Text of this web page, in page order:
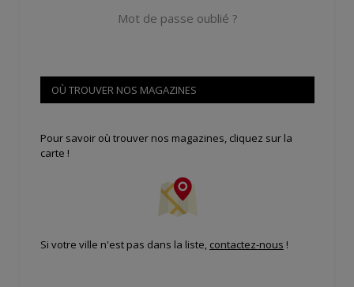
Mot de passe oublié ?
OÙ TROUVER NOS MAGAZINES
Pour savoir où trouver nos magazines, cliquez sur la
carte !
Si votre ville n'est pas dans la liste, contactez-nous !